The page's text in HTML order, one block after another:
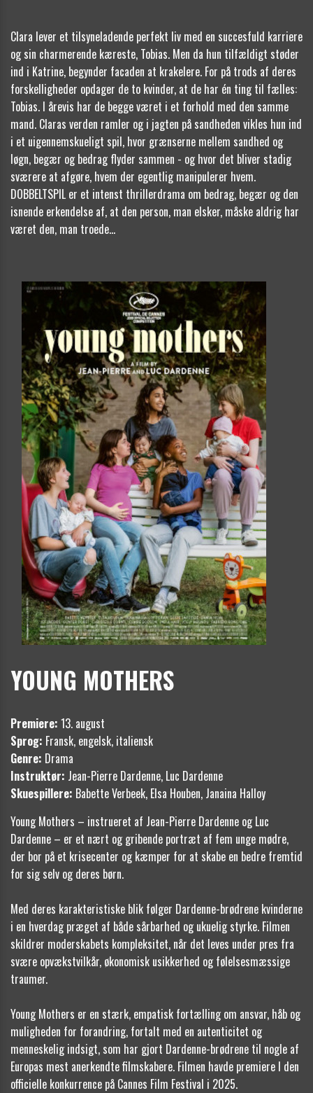
Clara lever et tilsyneladende perfekt liv med en succesfuld karriere
og sin charmerende kæreste, Tobias. Men da hun tilfældigt støder
ind i Katrine, begynder facaden at krakelere. For på trods af deres
forskelligheder opdager de to kvinder, at de har én ting til fælles:
Tobias. I årevis har de begge været i et forhold med den samme
mand. Claras verden ramler og i jagten på sandheden vikles hun ind
i et uigennemskueligt spil, hvor grænserne mellem sandhed og
løgn, begær og bedrag flyder sammen - og hvor det bliver stadig
sværere at afgøre, hvem der egentlig manipulerer hvem.
DOBBELTSPIL er et intenst thrillerdrama om bedrag, begær og den
isnende erkendelse af, at den person, man elsker, måske aldrig har
været den, man troede...
YOUNG MOTHERS
Premiere: 13. august
Sprog: Fransk, engelsk, italiensk
Genre: Drama
Instruktør: Jean-Pierre Dardenne, Luc Dardenne
Skuespillere: Babette Verbeek, Elsa Houben, Janaina Halloy
Young Mothers – instrueret af Jean-Pierre Dardenne og Luc
Dardenne – er et nært og gribende portræt af fem unge mødre,
der bor på et krisecenter og kæmper for at skabe en bedre fremtid
for sig selv og deres børn.
Med deres karakteristiske blik følger Dardenne-brødrene kvinderne
i en hverdag præget af både sårbarhed og ukuelig styrke. Filmen
skildrer moderskabets kompleksitet, når det leves under pres fra
svære opvækstvilkår, økonomisk usikkerhed og følelsesmæssige
traumer.
Young Mothers er en stærk, empatisk fortælling om ansvar, håb og
muligheden for forandring, fortalt med en autenticitet og
menneskelig indsigt, som har gjort Dardenne-brødrene til nogle af
Europas mest anerkendte filmskabere. Filmen havde premiere I den
officielle konkurrence på Cannes Film Festival i 2025.